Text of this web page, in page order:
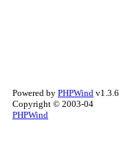
Powered by PHPWind v1.3.6
Copyright © 2003-04
PHPWind